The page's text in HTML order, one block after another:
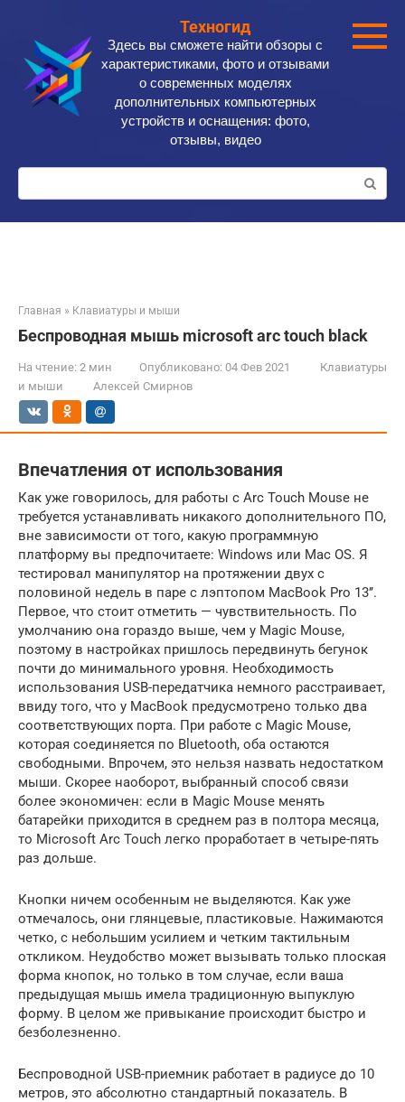
контенту
Техногид
Здесь вы сможете найти обзоры с
характеристиками, фото и отзывами
о современных моделях
дополнительных компьютерных
устройств и оснащения: фото,
отзывы, видео
Поиск:
Главная » Клавиатуры и мыши
Беспроводная мышь microsoft arc touch black
На чтение: 2 мин Опубликовано: 04 Фев 2021
Клавиатуры
и мыши
Алексей Смирнов
Впечатления от использования
Как уже говорилось, для работы с Arc Touch Mouse не
требуется устанавливать никакого дополнительного ПО,
вне зависимости от того, какую программную
платформу вы предпочитаете: Windows или Mac OS. Я
тестировал манипулятор на протяжении двух с
половиной недель в паре с лэптопом MacBook Pro 13’’.
Первое, что стоит отметить — чувствительность. По
умолчанию она гораздо выше, чем у Magic Mouse,
поэтому в настройках пришлось передвинуть бегунок
почти до минимального уровня. Необходимость
использования USB-передатчика немного расстраивает,
ввиду того, что у MacBook предусмотрено только два
соответствующих порта. При работе с Magic Mouse,
которая соединяется по Bluetooth, оба остаются
свободными. Впрочем, это нельзя назвать недостатком
мыши. Скорее наоборот, выбранный способ связи
более экономичен: если в Magic Mouse менять
батарейки приходится в среднем раз в полтора месяца,
то Microsoft Arc Touch легко проработает в четыре-пять
раз дольше.
Кнопки ничем особенным не выделяются. Как уже
отмечалось, они глянцевые, пластиковые. Нажимаются
четко, с небольшим усилием и четким тактильным
откликом. Неудобство может вызывать только плоская
форма кнопок, но только в том случае, если ваша
предыдущая мышь имела традиционную выпуклую
форму. В целом же привыкание происходит быстро и
безболезненно.
Беспроводной USB-приемник работает в радиусе до 10
метров, это абсолютно стандартный показатель. В